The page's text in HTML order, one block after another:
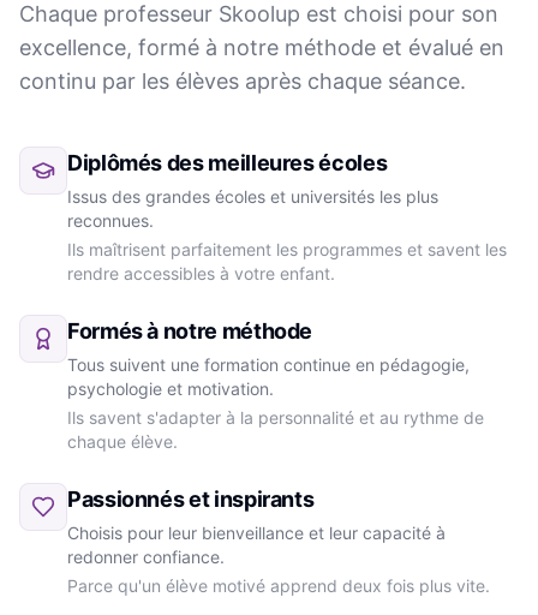
Chaque professeur Skoolup est choisi pour son
excellence, formé à notre méthode et évalué en
continu par les élèves après chaque séance.
Diplômés des meilleures écoles
Issus des grandes écoles et universités les plus
reconnues.
Ils maîtrisent parfaitement les programmes et savent les
rendre accessibles à votre enfant.
Formés à notre méthode
Tous suivent une formation continue en pédagogie,
psychologie et motivation.
Ils savent s'adapter à la personnalité et au rythme de
chaque élève.
Passionnés et inspirants
Choisis pour leur bienveillance et leur capacité à
redonner confiance.
Parce qu'un élève motivé apprend deux fois plus vite.